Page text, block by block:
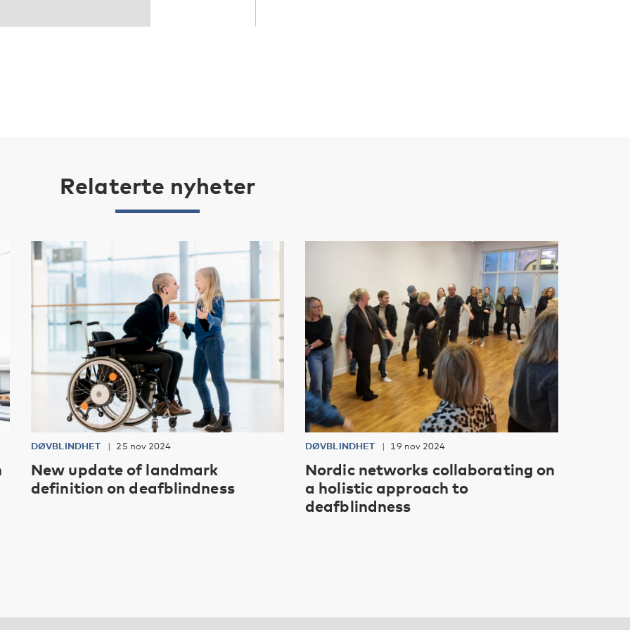
Relaterte nyheter
DØVBLINDHET 25 nov 2024
New update of landmark
definition on deafblindness
DØVBLINDHET 19 nov 2024
Nordic networks collaborating on
a holistic approach to
deafblindness